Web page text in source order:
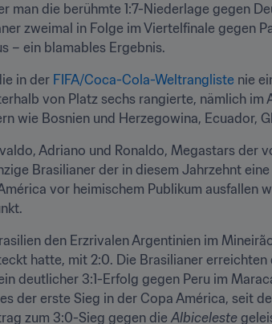
man die berühmte 1:7-Niederlage gegen
zweimal in Folge im Viertelfinale gegen
– ein blamables Ergebnis.
in der FIFA/Coca-Cola-Weltrangliste nie
von Platz sechs rangierte, nämlich
wie Bosnien und Herzegowina, Ecuador,
Adriano und Ronaldo, Megastars
Brasilianer der in diesem Jahrzehnt
vor heimischem Publikum ausfallen
den Erzrivalen Argentinien im
hatte, mit 2:0. Die Brasilianer
deutlicher 3:1-Erfolg gegen Peru im
der erste Sieg in der Copa América, seit
zum 3:0-Sieg gegen die Albiceleste